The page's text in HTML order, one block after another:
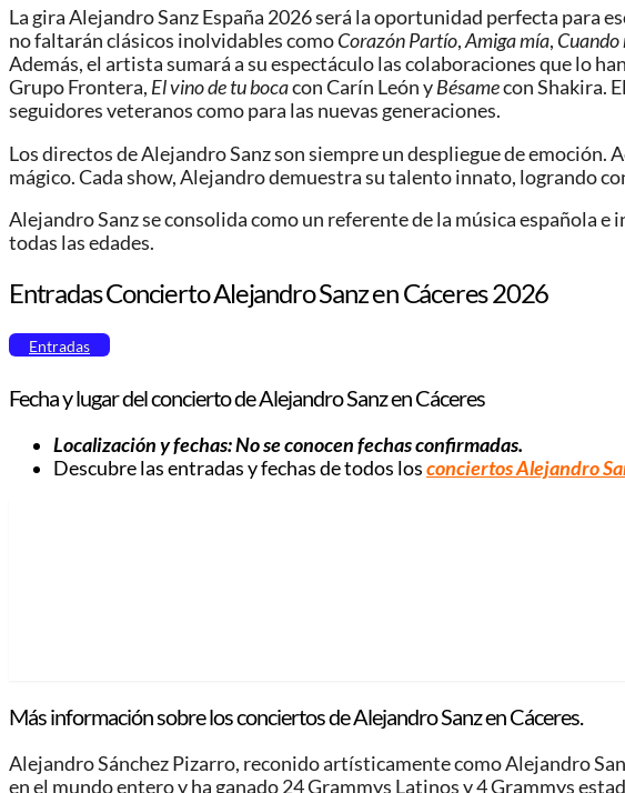
La gira Alejandro Sanz España 2026 será la oportunidad perfecta para
no faltarán clásicos inolvidables comoCorazón Partío,Amiga mía, Cuando
Además, el artista sumará a su espectáculo las colaboraciones que lo
Grupo Frontera, El vino de tu bocacon Carín León yBésamecon Shakira.
seguidores veteranos como para las nuevas generaciones.
Los directos de Alejandro Sanz son siempre un despliegue de
mágico. Cada show, Alejandro demuestra su talento innato, logrando
Alejandro Sanz se consolida como un referente de la música española
todas las edades.
Entradas Concierto Alejandro Sanz en Cáceres 2026
Entradas
Fecha y lugar del concierto de Alejandro Sanz en Cáceres
Localización y fechas: No se conocen fechas confirmadas.
Descubre las entradas y fechas de todos losconciertos Alejandro
Más información sobre los conciertos de Alejandro Sanz en Cáceres.
Alejandro Sánchez Pizarro, reconido artísticamente como Alejandro
en el mundo entero y ha ganado 24 Grammys Latinos y 4 Grammys